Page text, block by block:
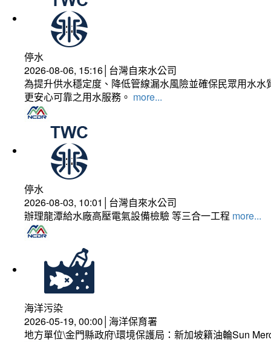
停水
2026-08-06, 15:16│台灣自來水公司
為提升供水穩定度、降低管線漏水風險並確保民眾用水
更安心可靠之用水服務。 more...
停水
2026-08-03, 10:01│台灣自來水公司
辦理龍潭給水廠高壓電氣設備檢驗 等三合一工程 more...
海洋污染
2026-05-19, 00:00│海洋保育署
地方單位\金門縣政府\環境保護局：新加坡籍油輪Sun